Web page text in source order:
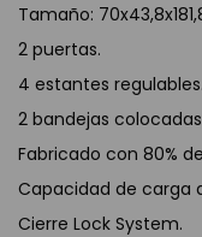
Tamaño:
2 puertas.
4 estantes regulables.
2 bandejas
Fabricado con 80%
Capacidad de carga
Cierre Lock System.